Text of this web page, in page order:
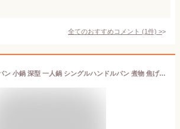
全てのおすすめコメント (1件) >
片手鍋 ミルクパン 小鍋 深型 一人鍋 シングルハンドルパン 煮物 焦げ付かないミルクパン ソースパン ラーメンなべ 卵焼き用フライパン 蓋付き 鍋 ガスコンロ 電磁調理器熱源対応 16cm